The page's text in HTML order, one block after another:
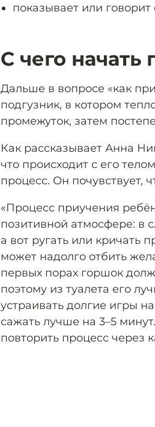
показывает или говорит
С чего
Дальше в вопросе «как
подгузник, в котором
промежуток, затем
Как рассказывает Анна
что происходит с его
процесс. Он почувствует,
«Процесс приучения
позитивной атмосфере: в
а вот ругать или кричать
может надолго отбить
первых порах горшок
поэтому из туалета его
устраивать долгие игры
сажать лучше на 3–5
повторить процесс через